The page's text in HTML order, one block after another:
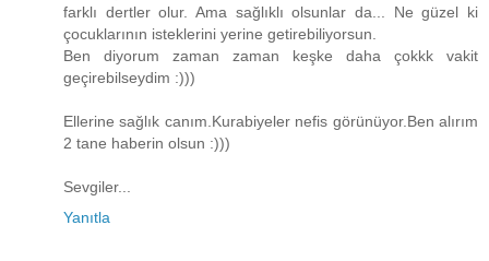
farklı dertler olur. Ama sağlıklı olsunlar da... Ne güzel ki
çocuklarının isteklerini yerine getirebiliyorsun.
Ben diyorum zaman zaman keşke daha çokkk vakit
geçirebilseydim :)))
Ellerine sağlık canım.Kurabiyeler nefis görünüyor.Ben alırım
2 tane haberin olsun :)))
Sevgiler...
Yanıtla